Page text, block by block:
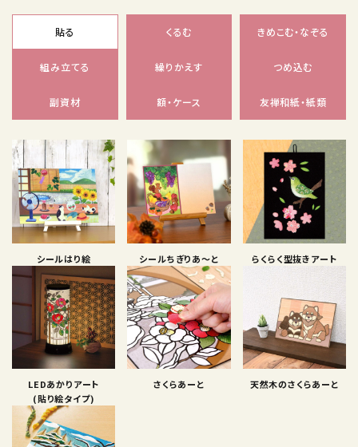
貼る くるむ きめこむ・なぞる
組み立てる 繰りかえす つめ込む
副資材 額・ケース 友禅和紙・紙類
シールはり絵 シールちぎりあ〜と らくらく型抜きアート
LEDあかりアート
(貼り絵タイプ)
さくらあーと 天然木のさくらあーと